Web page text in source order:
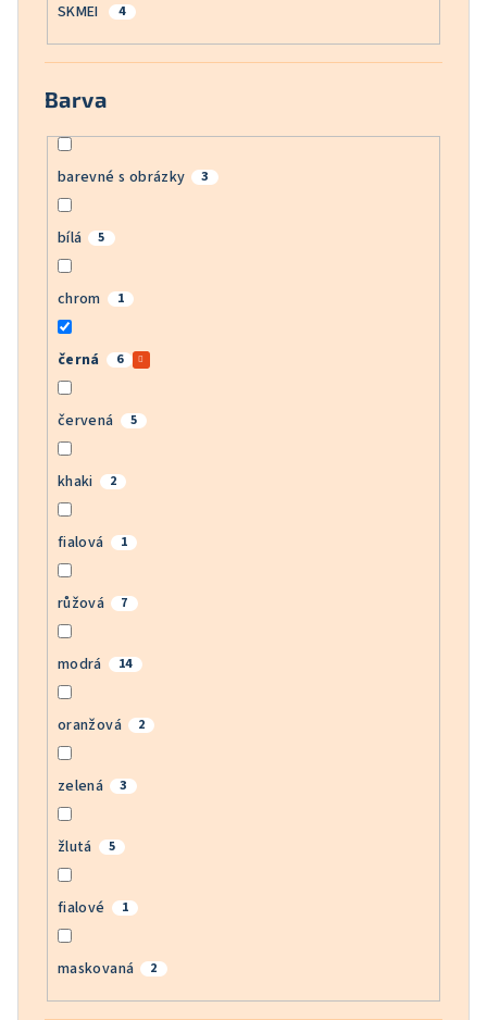
SKMEI 4
Barva
barevné s obrázky 3
bílá 5
chrom 1
černá 6
červená 5
khaki 2
fialová 1
růžová 7
modrá 14
oranžová 2
zelená 3
žlutá 5
fialové 1
maskovaná 2